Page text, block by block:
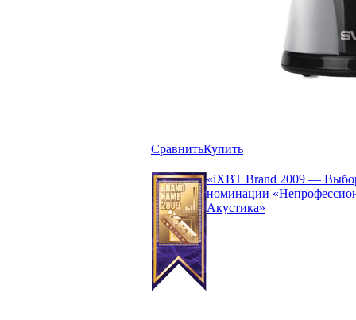
СравнитьКупить
«iXBT Brand 2009 —
номинации
Акустика»